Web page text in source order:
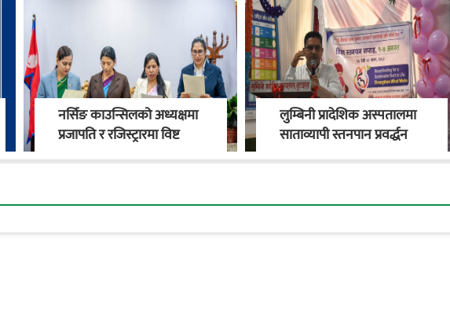
नर्सिङ काउन्सिलको अध्यक्षमा
प्रजापति र रजिस्ट्रारमा विष्ट
नियुक्त
लुम्बिनी प्रादेशिक अस्पतालमा
साताव्यापी स्तनपान प्रवर्द्धन
अभियान